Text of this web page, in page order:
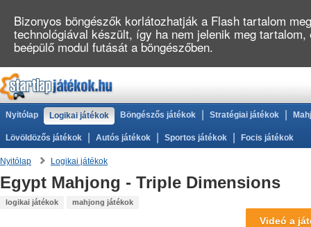
Nyitólap Logikai játékok Böngészős játékok Stratégiai játékok
Lövöldözős játékok Autós játékok Sportos játékok Focis játékok
Nyitólap Logikai játékok
Egypt Mahjong - Triple Dimensions
logikai játékok mahjong játékok
Videó a
Bizonyos böngészők korlátozhatják a Flash tartalom
technológiával készült, így ha nem jelenik meg
beépülő modul futását a böngészőben.